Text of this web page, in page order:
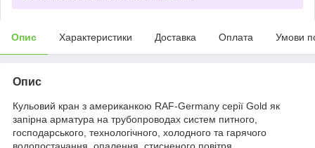
Опис Характеристики Доставка Оплата Умови
Опис
Кульовий кран з американкою RAF-Germany серії Gold як
запірна арматура на трубопроводах систем питного,
господарського, технологічного, холодного та гарячого
водопостачання, опалення, стисненого повітря,